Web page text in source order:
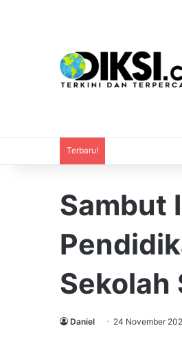
Terbaru!
Sambut
Sekolah
Daniel 24 November